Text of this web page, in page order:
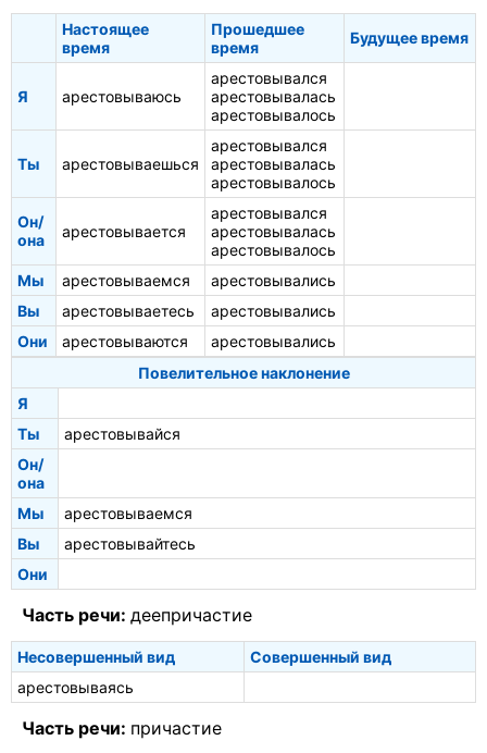
Настоящее
время
Прошедшее
время
Будущее время
Я арестовываюсь
арестовывался
арестовывалась
арестовывалось
Ты арестовываешься
арестовывался
арестовывалась
арестовывалось
Он/
она
арестовывается
арестовывался
арестовывалась
арестовывалось
Мы
арестовываемся
арестовывались
Вы
арестовываетесь
арестовывались
Они
арестовываются
арестовывались
Повелительное наклонение
Я
Ты
арестовывайся
Он/
она
Мы
арестовываемся
Вы
арестовывайтесь
Они
Часть речи: деепричастие
Несовершенный вид
Совершенный вид
арестовываясь
Часть речи: причастие